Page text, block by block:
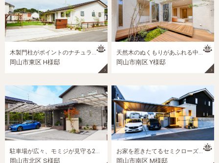
木製門柱がポイントのナチュラル外構
岡山市東区 H様邸
天然木のぬくもりがあふれる中庭
岡山市南区 Y様邸
岡山市北区 S様邸
お家を惹きたてるセミクローズ外構
岡山市南区 M様邸